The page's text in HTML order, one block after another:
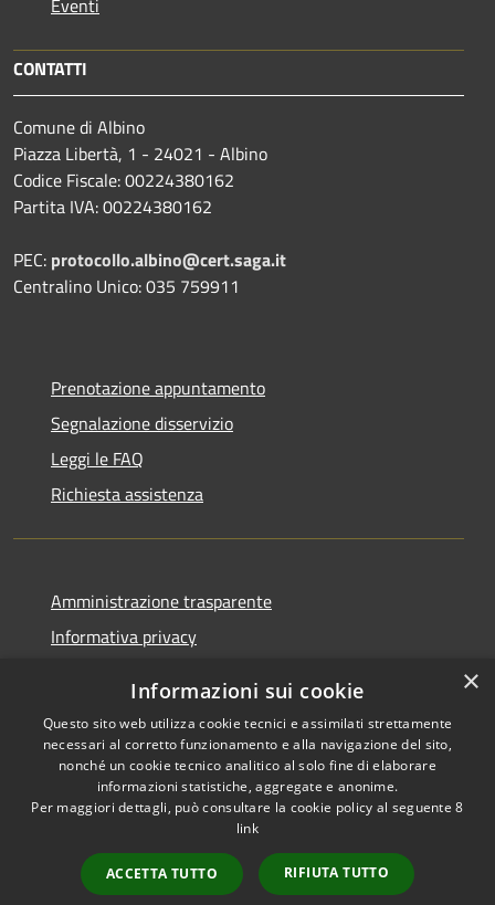
Eventi
CONTATTI
Comune di Albino
Piazza Libertà, 1 - 24021 - Albino
Codice Fiscale: 00224380162
Partita IVA: 00224380162
PEC: protocollo.albino@cert.saga.it
Centralino Unico: 035 759911
Prenotazione appuntamento
Segnalazione disservizio
Leggi le FAQ
Richiesta assistenza
Amministrazione trasparente
Informativa privacy
Dichiarazione di accessibilità
RSS
Copyright © 2026 • Comune di
Municipium•
Accesso
redazione
×
Informazioni sui cookie
Questo sito web utilizza cookie tecnici e assimilati strettamente
necessari al corretto funzionamento e alla navigazione del sito,
nonché un cookie tecnico analitico al solo fine di elaborare
informazioni statistiche, aggregate e anonime.
Per maggiori dettagli, può consultare la cookie policy al seguente8
link
ACCETTA TUTTO RIFIUTA TUTTO